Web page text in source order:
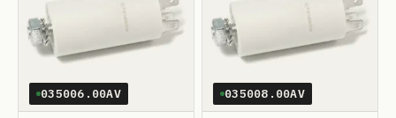
035006.00AV 035008.00AV